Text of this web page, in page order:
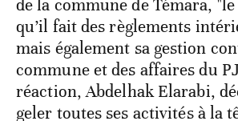
de la commune de Témara, "le
qu’il fait des règlements
mais également sa gestion
commune et des affaires du
réaction, Abdelhak Elarabi,
geler toutes ses activités à la